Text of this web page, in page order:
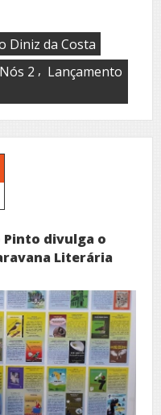
Diniz da Costa
2 , Lançamento
Pinto divulga o
Literária